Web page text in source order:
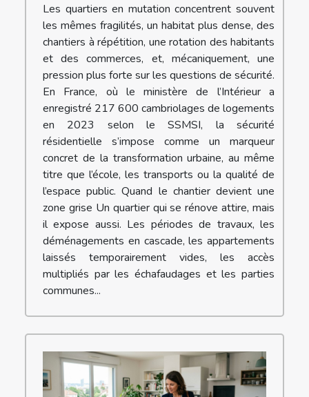
Les quartiers en mutation concentrent souvent
les mêmes fragilités, un habitat plus dense, des
chantiers à répétition, une rotation des habitants
et des commerces, et, mécaniquement, une
pression plus forte sur les questions de sécurité.
En France, où le ministère de l’Intérieur a
enregistré 217 600 cambriolages de logements
en 2023 selon le SSMSI, la sécurité
résidentielle s’impose comme un marqueur
concret de la transformation urbaine, au même
titre que l’école, les transports ou la qualité de
l’espace public. Quand le chantier devient une
zone grise Un quartier qui se rénove attire, mais
il expose aussi. Les périodes de travaux, les
déménagements en cascade, les appartements
laissés temporairement vides, les accès
multipliés par les échafaudages et les parties
communes...